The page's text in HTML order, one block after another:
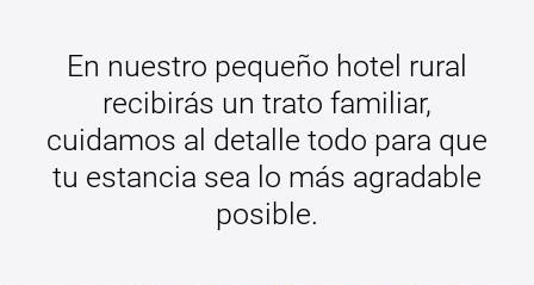
En nuestro pequeño hotel rural
recibirás un trato familiar,
cuidamos al detalle todo para que
tu estancia sea lo más agradable
posible.